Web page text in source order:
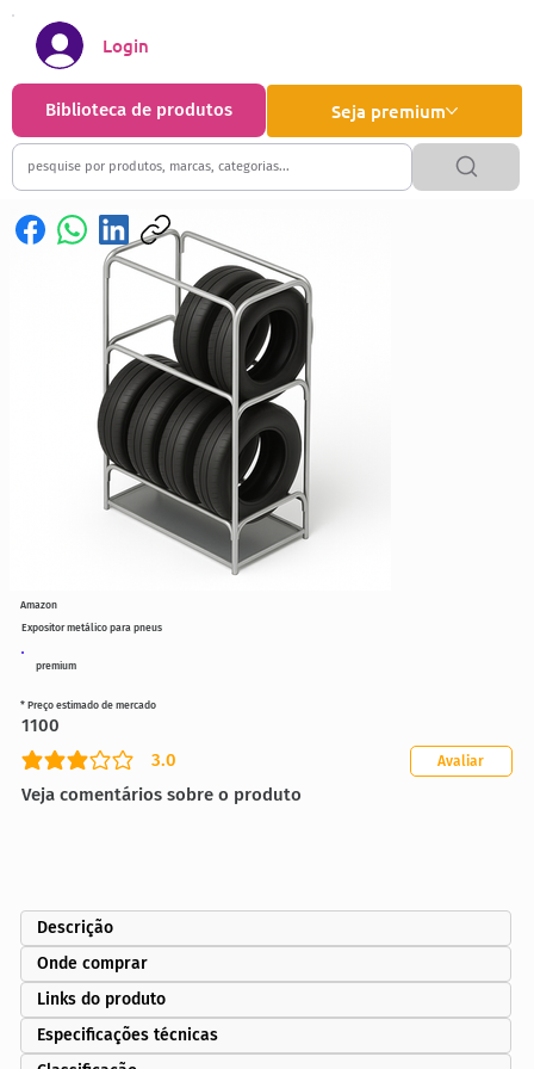
Seja premium
Biblioteca de produtos
Login
premium
Expositor metálico para pneus
3.0
classificação média é 3 de 5
Veja comentários sobre o produto
Avaliar
* Preço estimado de mercado
1100
Amazon
Descrição
Onde comprar
Links do produto
Especificações técnicas